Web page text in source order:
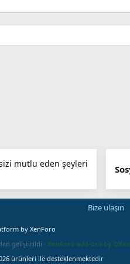
mutlu eden şeyleri
Bize ulaşın
by XenForo
geliştirildi · XenForo add-ons by
ürünleri ile desteklenmektedir